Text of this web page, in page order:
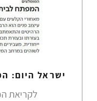
ישראל היום:
לקריאת